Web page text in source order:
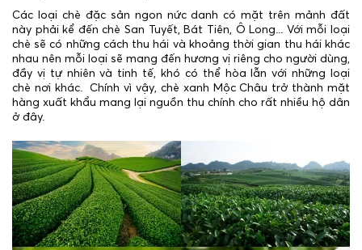
Các loại chè đặc sản ngon nức danh có mặt trên mảnh đất
này phải kể đến chè San Tuyết, Bát Tiên, Ô Long... Với mỗi loại
chè sẽ có những cách thu hái và khoảng thời gian thu hái khác
nhau nên mỗi loại sẽ mang đến hương vị riêng cho người dùng,
đầy vị tự nhiên và tinh tế, khó có thể hòa lẫn với những loại
chè nơi khác. Chính vì vậy, chè xanh Mộc Châu trở thành mặt
hàng xuất khẩu mang lại nguồn thu chính cho rất nhiều hộ dân
ở đây.